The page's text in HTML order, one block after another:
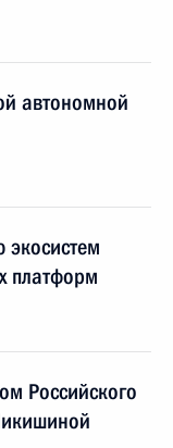
автономной
платформ
Российского